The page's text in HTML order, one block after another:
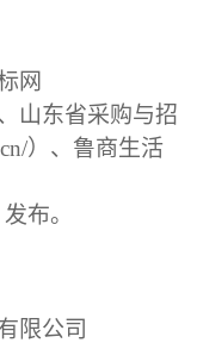
网
山东省采购与招
）、鲁商生活
布。
限公司